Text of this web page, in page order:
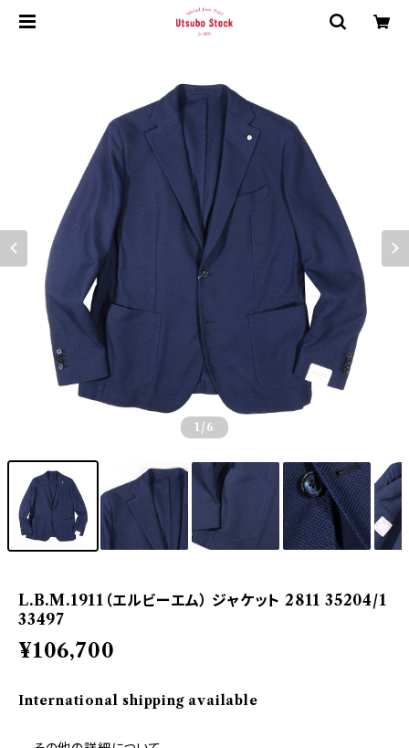
1 /6
L.B.M.1911（エルビーエム） ジャケット 2811 35204/1
33497
¥106,700
International shipping available